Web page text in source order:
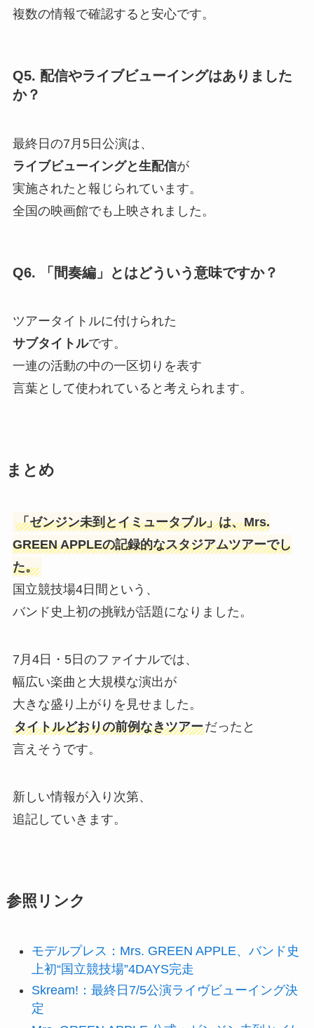
複数の情報で確認すると安心です。
Q5. 配信やライブビューイングはありました
か？
最終日の7月5日公演は、
ライブビューイングと生配信が
実施されたと報じられています。
全国の映画館でも上映されました。
Q6. 「間奏編」とはどういう意味ですか？
ツアータイトルに付けられた
サブタイトルです。
一連の活動の中の一区切りを表す
言葉として使われていると考えられます。
まとめ
「ゼンジン未到とイミュータブル」は、Mrs.
GREEN APPLEの記録的なスタジアムツアーでし
た。
国立競技場4日間という、
バンド史上初の挑戦が話題になりました。
7月4日・5日のファイナルでは、
幅広い楽曲と大規模な演出が
大きな盛り上がりを見せました。
タイトルどおりの前例なきツアーだったと
言えそうです。
新しい情報が入り次第、
追記していきます。
参照リンク
モデルプレス：Mrs. GREEN APPLE、バンド史
上初“国立競技場”4DAYS完走
Skream!：最終日7/5公演ライヴビューイング決
定